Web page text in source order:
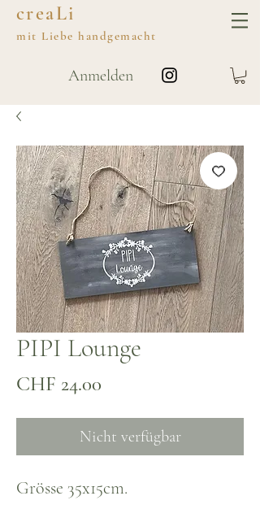
creaLi
mit Liebe handgemacht
Anmelden
PIPI Lounge
CHF 24.00
Nicht verfügbar
Grösse 35x15cm.